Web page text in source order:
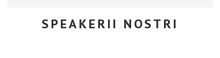
SPEAKERII NOSTRI